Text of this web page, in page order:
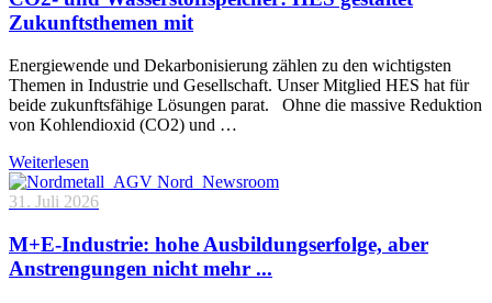
Zukunftsthemen mit
Energiewende und Dekarbonisierung zählen zu den wichtigsten
Themen in Industrie und Gesellschaft. Unser Mitglied HES hat für
beide zukunftsfähige Lösungen parat. Ohne die massive Reduktion
von Kohlendioxid (CO2) und …
Weiterlesen
31. Juli 2026
M+E-Industrie: hohe Ausbildungserfolge, aber
Anstrengungen nicht mehr ...